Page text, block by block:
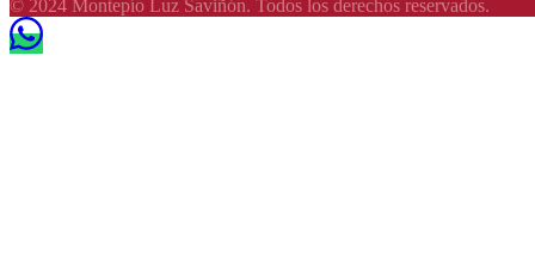
© 2024 Montepío Luz Saviñón. Todos los derechos reservados.